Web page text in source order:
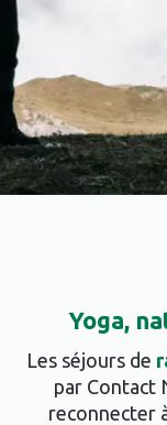
Yoga,
Les séjours de
par Contact
reconnecter